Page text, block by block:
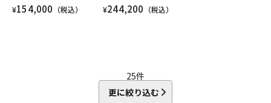
配信/ライブ機器
¥154,000 （税込） ¥244,200 （税込）
25件
更に絞り込む